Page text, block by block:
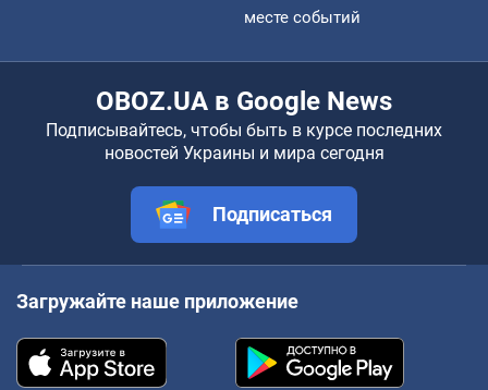
месте событий
OBOZ.UA в Google News
Подписывайтесь, чтобы быть в курсе последних
новостей Украины и мира сегодня
Подписаться
Загружайте наше приложение